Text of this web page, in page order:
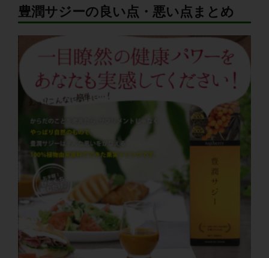
豊潤サジーの良い点・悪い点まとめ